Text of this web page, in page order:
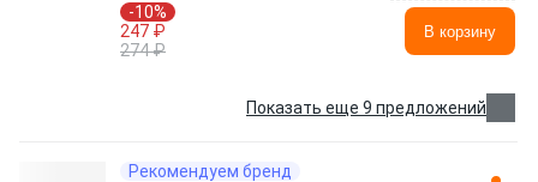
-10%
247 ₽
274 ₽
В корзину
Показать еще 9 предложений
Рекомендуем бренд